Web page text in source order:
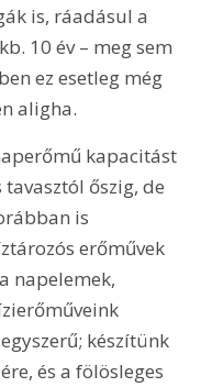
is, ráadásul a
10 év – meg sem
ez esetleg még
aligha.
kapacitást
őszig, de
is
erőművek
napelemek,
készítünk
és a fölösleges